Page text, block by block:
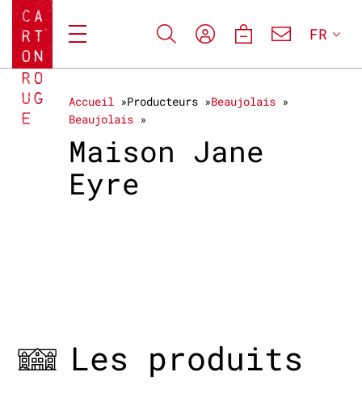
FR
Accueil Producteurs
Beaujolais
Beaujolais
Maison Jane
Eyre
Les produits